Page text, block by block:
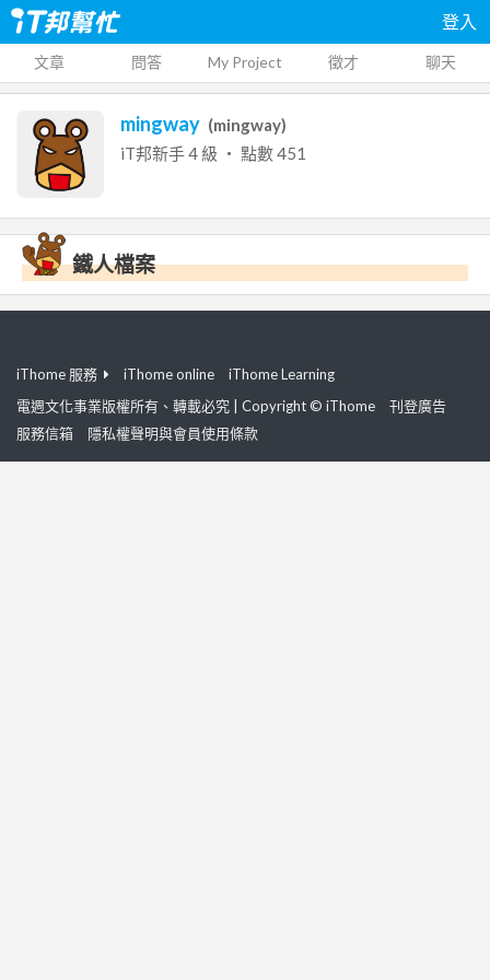
登入
文章 問答 My Project 徵才 聊天
mingway (mingway)
iT邦新手4 級 ‧ 點數451
鐵人檔案
iThome 服務 iThome online
iThome Learning
電週文化事業版權所有、轉載必究 | Copyright © iThome
刊登廣告
服務信箱
隱私權聲明與會員使用條款